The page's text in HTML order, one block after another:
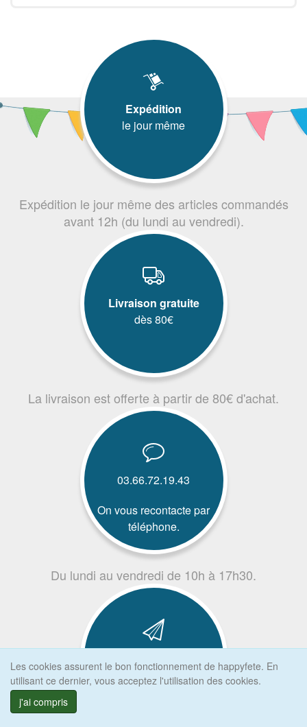
Expédition
le jour même
Expédition le jour même des articles commandés
avant 12h (du lundi au vendredi).
Livraison gratuite
dès 80€
La livraison est offerte à partir de 80€ d'achat.
03.66.72.19.43
On vous recontacte par
téléphone.
Du lundi au vendredi de 10h à 17h30.
paiement sécurisé
Les cookies assurent le bon fonctionnement de happyfete. En
utilisant ce dernier, vous acceptez l'utilisation des cookies.
j'ai compris